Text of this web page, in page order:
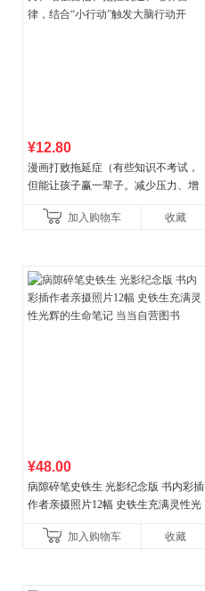
¥12.80
漫画打败拖延症（有些知识不考试，
但能让孩子赢一辈子。减少压力、增
合“小行动”触发大脑行动开
加入购物车 收藏
¥48.00
病隙碎笔史铁生 光影纪念版 书内彩插
作者亲摄照片12幅 史铁生充满灵性光
加入购物车
收藏